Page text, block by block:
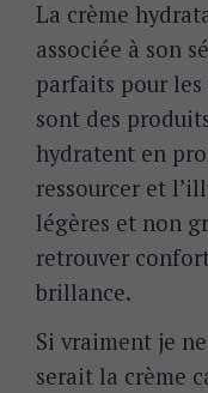
La crème
associée à son
parfaits pour les
sont des
hydratent en
ressourcer et
légères et non
retrouver
brillance.
Si vraiment je
serait la crème